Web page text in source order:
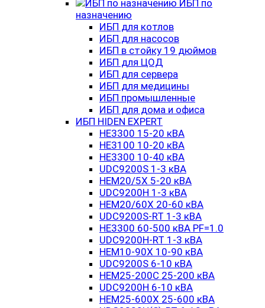
ИБП по
назначению
ИБП для котлов
ИБП для насосов
ИБП в стойку 19 дюймов
ИБП для ЦОД
ИБП для сервера
ИБП для медицины
ИБП промышленные
ИБП для дома и офиса
ИБП HIDEN EXPERT
HE3300 15-20 кВА
HE3100 10-20 кВА
HE3300 10-40 кВА
UDC9200S 1-3 кВА
HEM20/5X 5-20 кВА
UDC9200H 1-3 кВА
HEM20/60X 20-60 кВА
UDC9200S-RT 1-3 кВА
HE3300 60-500 кВА PF=1.0
UDC9200H-RT 1-3 кВА
HEM10-90X 10-90 кВА
UDC9200S 6-10 кВА
HEM25-200C 25-200 кВА
UDC9200H 6-10 кВА
HEM25-600X 25-600 кВА